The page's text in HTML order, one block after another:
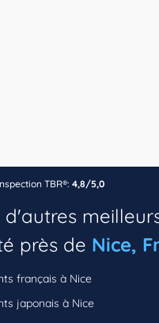
TBR®: 4,8/5,0
près de Nice,
français à Nice
japonais à Nice